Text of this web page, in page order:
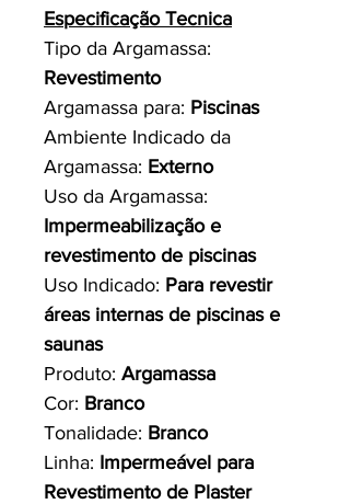
Especificação Tecnica
Tipo da Argamassa:
Revestimento
Argamassa para: Piscinas
Ambiente Indicado da
Argamassa: Externo
Uso da Argamassa:
Impermeabilização e
revestimento de piscinas
Uso Indicado: Para revestir
áreas internas de piscinas e
saunas
Produto: Argamassa
Cor: Branco
Tonalidade: Branco
Linha: Impermeável para
Revestimento de Plaster